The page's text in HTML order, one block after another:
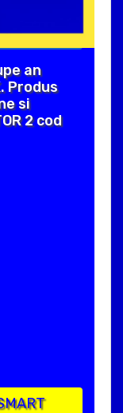
an
Produs
si
2 cod